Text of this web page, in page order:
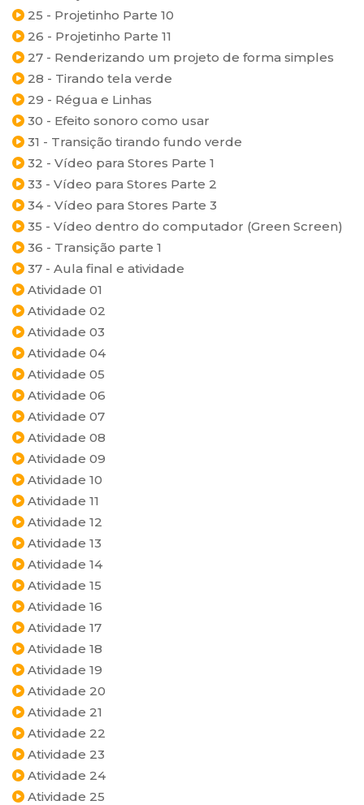
25 - Projetinho Parte 10
26 - Projetinho Parte 11
27 - Renderizando um projeto de forma simples
28 - Tirando tela verde
29 - Régua e Linhas
30 - Efeito sonoro como usar
31 - Transição tirando fundo verde
32 - Vídeo para Stores Parte 1
33 - Vídeo para Stores Parte 2
34 - Vídeo para Stores Parte 3
35 - Vídeo dentro do computador (Green Screen)
36 - Transição parte 1
37 - Aula final e atividade
Atividade 01
Atividade 02
Atividade 03
Atividade 04
Atividade 05
Atividade 06
Atividade 07
Atividade 08
Atividade 09
Atividade 10
Atividade 11
Atividade 12
Atividade 13
Atividade 14
Atividade 15
Atividade 16
Atividade 17
Atividade 18
Atividade 19
Atividade 20
Atividade 21
Atividade 22
Atividade 23
Atividade 24
Atividade 25